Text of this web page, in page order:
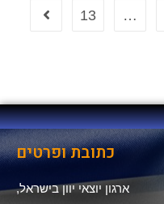
…
13
כתובת ופרטים
ארגון יוצאי יוון בישראל,